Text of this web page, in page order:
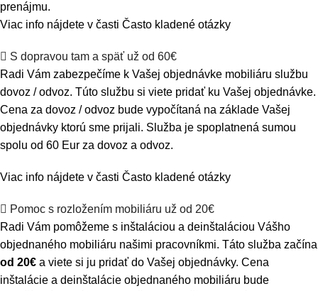
prenájmu.
Viac info nájdete v časti Často kladené otázky
S dopravou tam a späť už od 60€
Radi Vám zabezpečíme k Vašej objednávke mobiliáru službu
dovoz / odvoz. Túto službu si viete pridať ku Vašej objednávke.
Cena za dovoz / odvoz bude vypočítaná na základe Vašej
objednávky ktorú sme prijali. Služba je spoplatnená sumou
spolu od 60 Eur za dovoz a odvoz.
Viac info nájdete v časti Často kladené otázky
Pomoc s rozložením mobiliáru už od 20€
Radi Vám pomôžeme s inštaláciou a deinštaláciou Vášho
objednaného mobiliáru našimi pracovníkmi. Táto služba začína
od 20€ a viete si ju pridať do Vašej objednávky. Cena
inštalácie a deinštalácie objednaného mobiliáru bude